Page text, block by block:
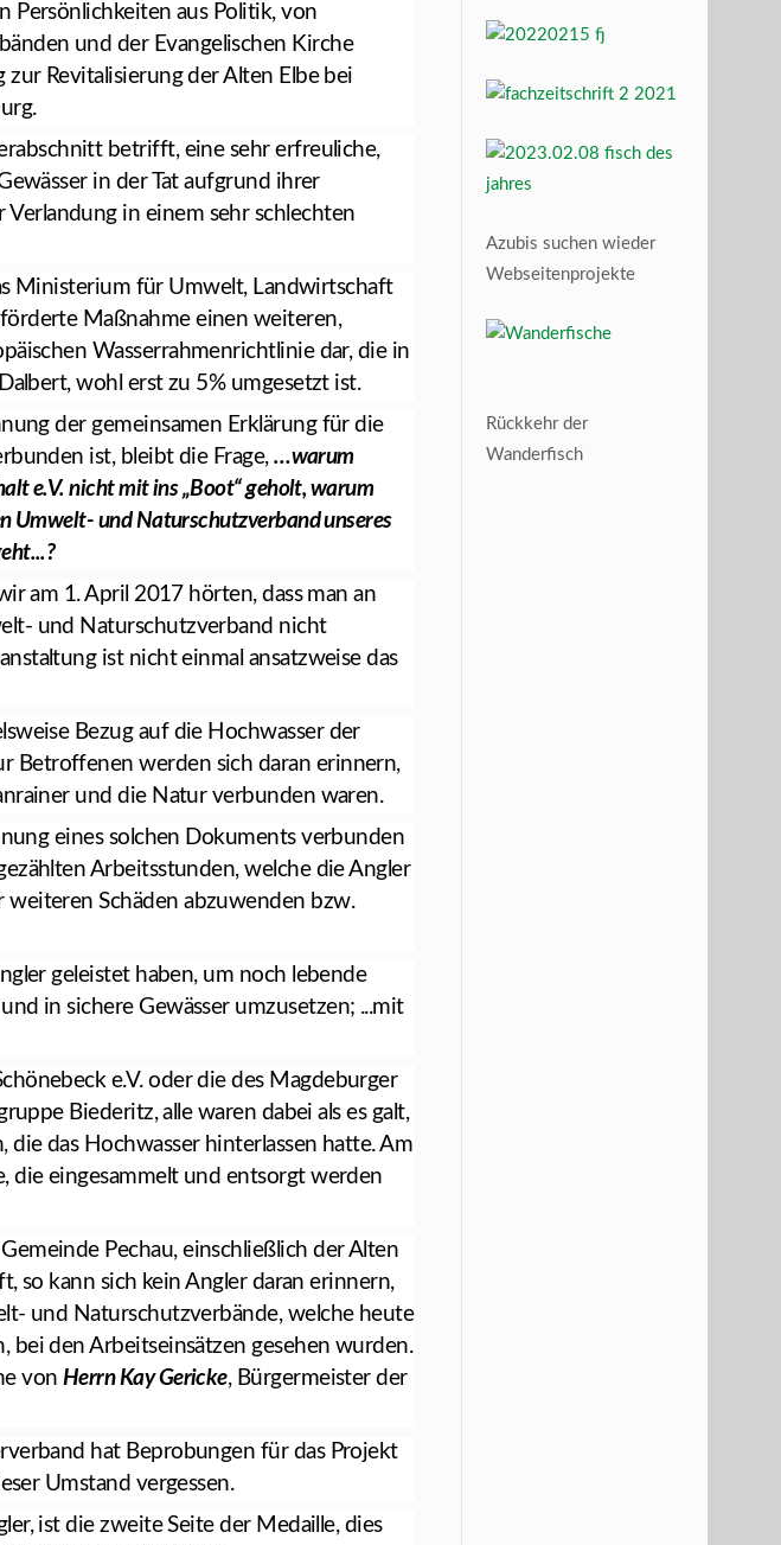
Azubis suchen wieder
Webseitenprojekte
Rückkehr der
Wanderfisch
Persönlichkeiten aus Politik, von
und der Evangelischen Kirche
Revitalisierung der Alten Elbe bei
betrifft, eine sehr erfreuliche,
in der Tat aufgrund ihrer
in einem sehr schlechten
Ministerium für Umwelt, Landwirtschaft
Maßnahme einen weiteren,
Wasserrahmenrichtlinie dar, die in
wohl erst zu 5% umgesetzt ist.
der gemeinsamen Erklärung für die
ist, bleibt die Frage,…warum
e.V. nicht mit ins „Boot“ geholt, warum
Umwelt- und Naturschutzverband unseres
am 1. April 2017 hörten, dass man an
und Naturschutzverband nicht
ist nicht einmal ansatzweise das
Bezug auf die Hochwasser der
Betroffenen werden sich daran erinnern,
und die Natur verbunden waren.
eines solchen Dokuments verbunden
Arbeitsstunden, welche die Angler
weiteren Schäden abzuwenden bzw.
geleistet haben, um noch lebende
in sichere Gewässer umzusetzen; ...mit
e.V. oder die des Magdeburger
Biederitz, alle waren dabei als es galt,
das Hochwasser hinterlassen hatte. Am
die eingesammelt und entsorgt werden
Pechau, einschließlich der Alten
so kann sich kein Angler daran erinnern,
und Naturschutzverbände, welche heute
bei den Arbeitseinsätzen gesehen wurden.
von Herrn Kay Gericke, Bürgermeister der
hat Beprobungen für das Projekt
Umstand vergessen.
ist die zweite Seite der Medaille, dies